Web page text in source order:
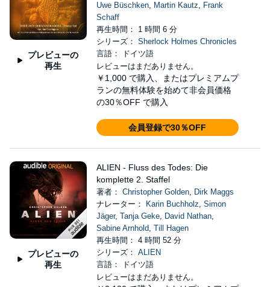
プレビューの
再生
Uwe Büschken, Martin Kautz, Frank
Schaff
再生時間： 1 時間 6 分
シリーズ： Sherlock Holmes Chronicles
言語： ドイツ語
レビューはまだありません。
￥1,000 で購入、またはプレミアムプ
ランの無料体験を始めて非会員価格
の30％OFF で購入
会員登録で30％OFF
プレビューの
再生
ALIEN - Fluss des Todes: Die
komplette 2. Staffel
著者： Christopher Golden, Dirk Maggs
ナレーター：
Karin Buchholz, Simon
Jäger, Tanja Geke, David Nathan,
Sabine Arnhold, Till Hagen
再生時間： 4 時間 52 分
シリーズ： ALIEN
言語： ドイツ語
レビューはまだありません。